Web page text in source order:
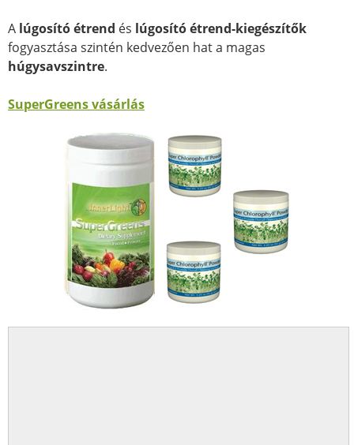
A lúgosító étrend és lúgosító étrend-kiegészítők
fogyasztása szintén kedvezően hat a magas
húgysavszintre.
SuperGreens vásárlás